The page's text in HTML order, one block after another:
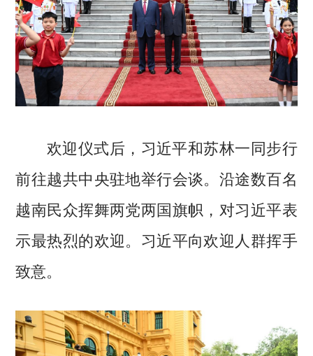
欢迎仪式后，习近平和苏林一同步行
前往越共中央驻地举行会谈。沿途数百名
越南民众挥舞两党两国旗帜，对习近平表
示最热烈的欢迎。习近平向欢迎人群挥手
致意。